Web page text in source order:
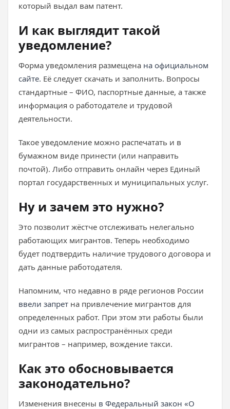
который выдал вам патент.
И как выглядит такой
уведомление?
Форма уведомления размещена на официальном
сайте. Её следует скачать и заполнить. Вопросы
стандартные – ФИО, паспортные данные, а также
информация о работодателе и трудовой
деятельности.
Такое уведомление можно распечатать и в
бумажном виде принести (или направить
почтой). Либо отправить онлайн через Единый
портал государственных и муниципальных услуг.
Ну и зачем это нужно?
Это позволит жёстче отслеживать нелегально
работающих мигрантов. Теперь необходимо
будет подтвердить наличие трудового договора и
дать данные работодателя.
Напомним, что недавно в ряде регионов России
ввели запрет на привлечение мигрантов для
определенных работ. При этом эти работы были
одни из самых распространённых среди
мигрантов – например, вождение такси.
Как это обосновывается
законодательно?
Изменения внесены в Федеральный закон «О